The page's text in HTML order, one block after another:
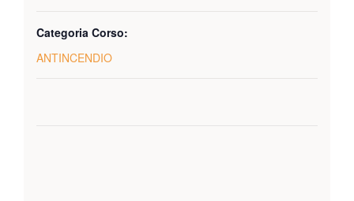
Categoria Corso:
ANTINCENDIO